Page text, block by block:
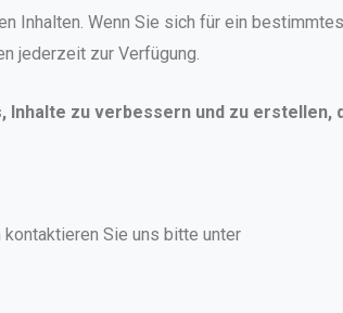
Inhalten. Wenn Sie sich für ein
jederzeit zur Verfügung.
zu verbessern und zu erstellen,
Sie uns bitte unter